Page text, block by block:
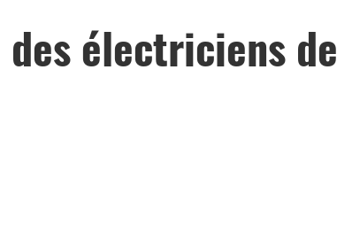
électriciens de